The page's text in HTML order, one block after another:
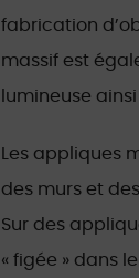
fabrication
massif est
lumineuse
Les appliques
des murs et
Sur des
« figée » dans